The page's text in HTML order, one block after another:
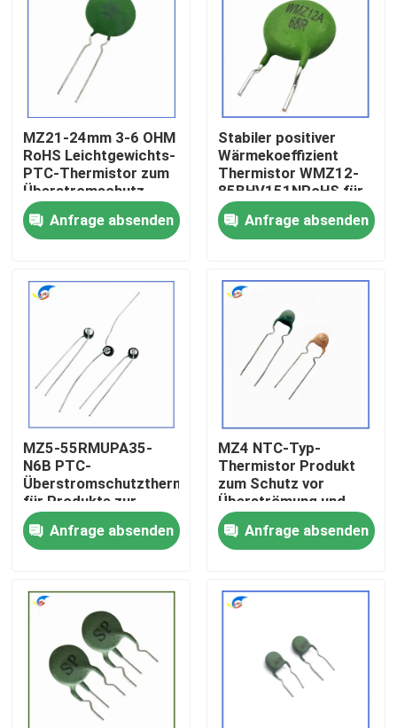
Zu Hause
Über uns
Qualitätskontrolle
Kontakt mit uns
Neuigkeiten
Rechtssachen
Ptc-Thermistor
MZ21-24mm 3-6 OHM
RoHS Leichtgewichts-
PTC-Thermistor zum
Überstromschutz
Anfrage absenden
Stabiler positiver
Wärmekoeffizient
Thermistor WMZ12-
85BHV151NRoHS für
Überstromschutz
Zertifiziert RoHS-
kompatibel
Anfrage absenden
MZ5-55RMUPA35-
N6B PTC-
Überstromschutzthermistor
für Produkte zur
Windkontrolle
Anfrage absenden
MZ4 NTC-Typ-
Thermistor Produkt
zum Schutz vor
Überströmung und
Überlastung
Anfrage absenden